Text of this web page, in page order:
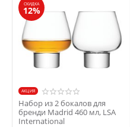
СКИДКА
12%
AКЦИЯ
Набор из 2 бокалов для
бренди Madrid 460 мл, LSA
International